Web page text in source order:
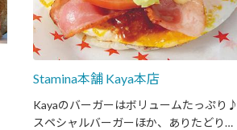
Stamina本舗 Kaya本店
Kayaのバーガーはボリュームたっぷり♪
スペシャルバーガーほか、ありたどりを